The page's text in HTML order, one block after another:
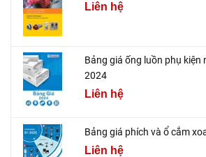
Liên hệ
Bảng giá ống luồn phụ kiện
2024
Liên hệ
Bảng giá phích và ổ cắm
Liên hệ